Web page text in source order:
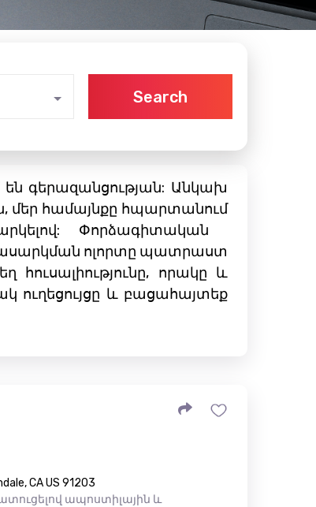
Search
են գերազանցության: Անկախ
մեր համայնքը հպարտանում
Փորձագիտական
ոլորտը պատրաստ
հուսալիությունը, որակը և
ուղեցույցը և բացահայտեք
CA US 91203
ապոստիլային և